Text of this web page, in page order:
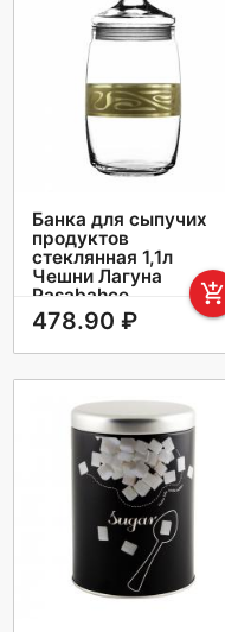
Банка для сыпучих
продуктов
стеклянная 1,1л
Чешни Лагуна
Pasabahce
add_shopping_cart
478.90 ₽